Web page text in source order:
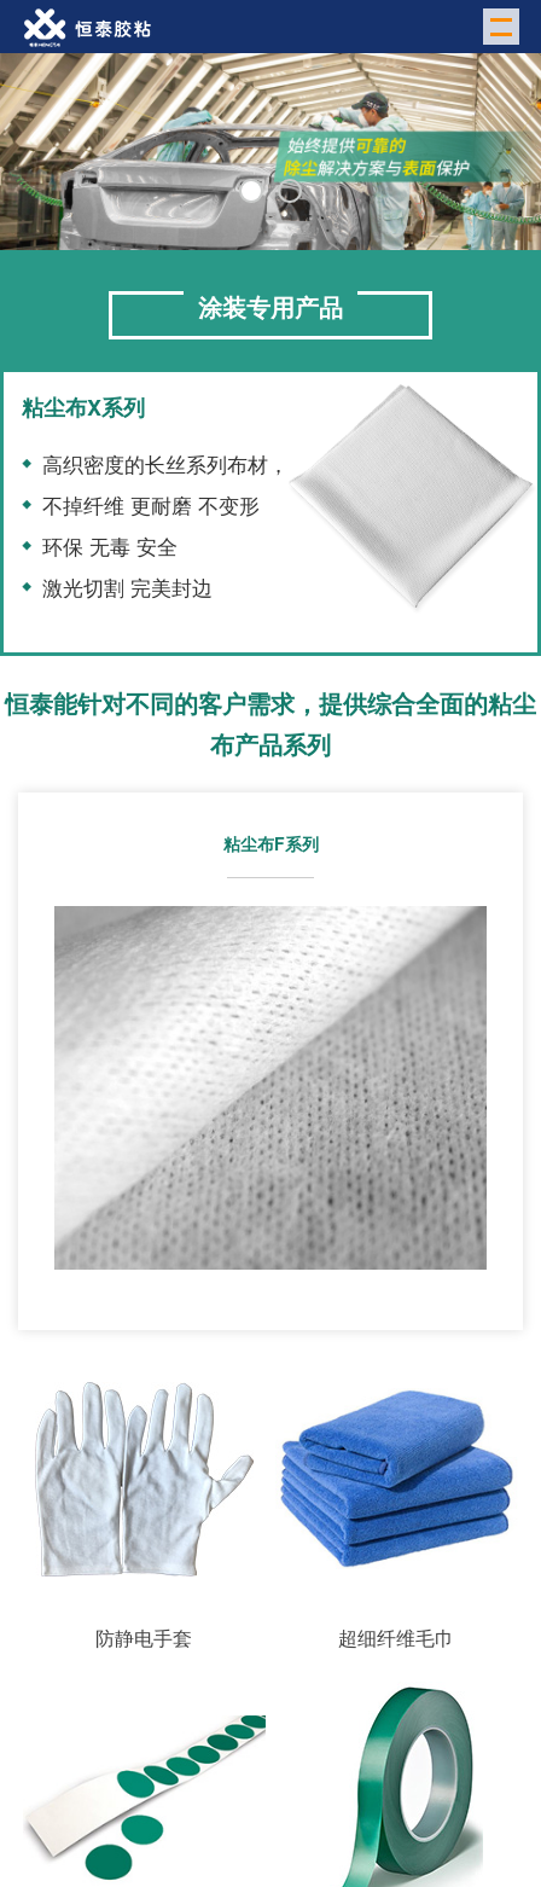
涂装专用产品
粘尘布X系列
高织密度的长丝系列布材，
不掉纤维 更耐磨 不变形
环保 无毒 安全
激光切割 完美封边
恒泰能针对不同的客户需求，提供综合全面的粘尘
布产品系列
粘尘布F系列
防静电手套 超细纤维毛巾